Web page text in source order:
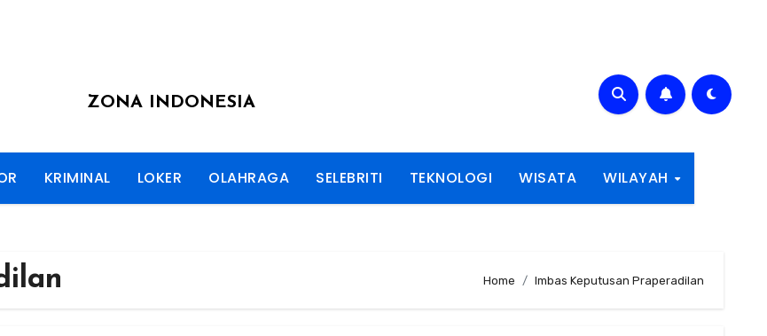
ZONA INDONESIA
KRIMINAL LOKER OLAHRAGA SELEBRITI TEKNOLOGI WISATA WILAYAH
Home Imbas Keputusan Praperadilan